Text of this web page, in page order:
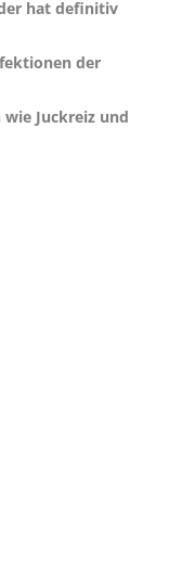
hat definitiv
der
Juckreiz und